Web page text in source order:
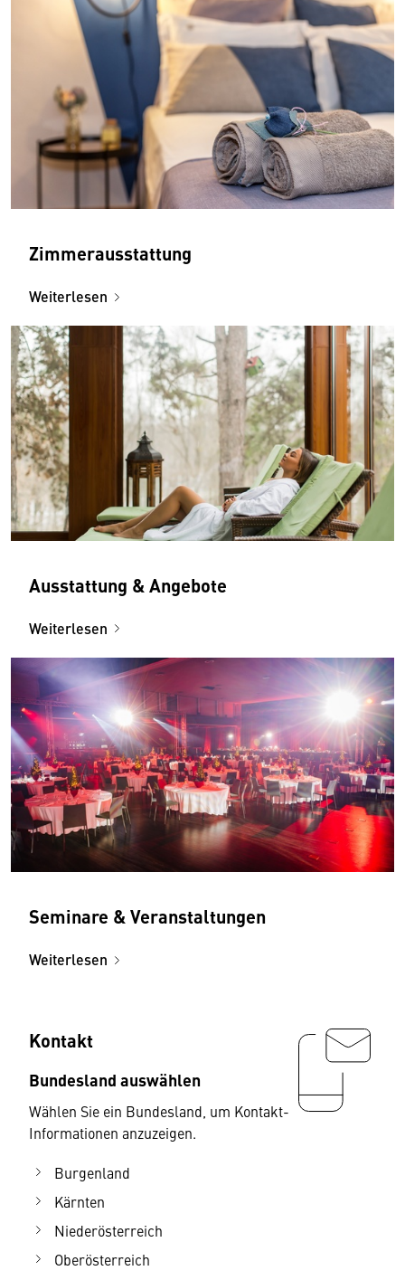
Zimmerausstattung
Weiterlesen
Ausstattung & Angebote
Weiterlesen
Seminare & Veranstaltungen
Weiterlesen
Kontakt
Bundesland auswählen
Wählen Sie ein Bundesland, um Kontakt-
Informationen anzuzeigen.
Burgenland
Kärnten
Niederösterreich
Oberösterreich